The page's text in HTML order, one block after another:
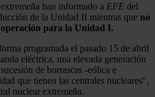
han informado a EFE del
de la Unidad II mientras que no
para la Unidad I.
programada el pasado 15 de abril
eléctrica, una elevada generación
de borrascas -eólica e
que tienen las centrales nucleares",
nuclear extremeña.